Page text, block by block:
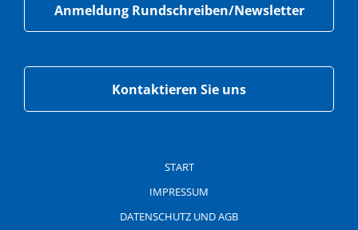
Anmeldung Rundschreiben/Newsletter
Kontaktieren Sie uns
START
IMPRESSUM
DATENSCHUTZ UND AGB